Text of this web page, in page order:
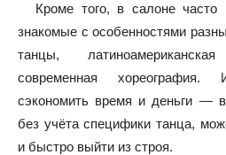
Кроме того, в салоне часто
знакомые с особенностями
танцы,
современная
сэкономить время и деньги —
без учёта специфики танца,
и быстро выйти из строя.